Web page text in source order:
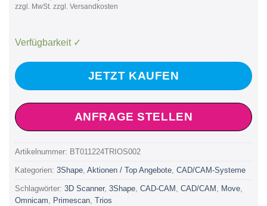
Preis
Preis
zzgl. MwSt. zzgl. Versandkosten
Verfügbarkeit ✓
JETZT KAUFEN
ANFRAGE STELLEN
Artikelnummer: BT011224TRIOS002
Kategorien: 3Shape, Aktionen / Top Angebote, CAD/CAM-Systeme
Schlagwörter: 3D Scanner, 3Shape, CAD-CAM , CAD/CAM , Move,
Omnicam, Primescan, Trios